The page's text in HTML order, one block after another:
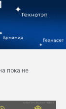
SPC
пластмасс"
пока не